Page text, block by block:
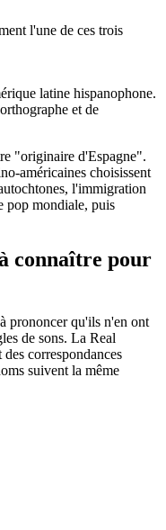
l'une de ces trois
latine hispanophone.
et de
"originaire d'Espagne".
américaines choisissent
l'immigration
pop mondiale, puis
connaître pour
prononcer qu'ils n'en ont
de sons. La Real
correspondances
suivent la même